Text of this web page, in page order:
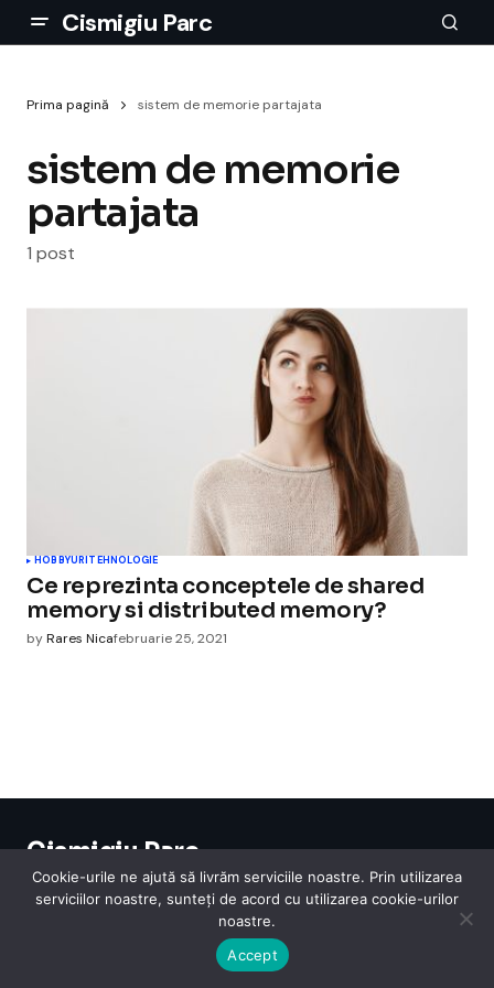
Cismigiu Parc
Prima pagină sistem de memorie partajata
sistem de memorie
partajata
1 post
HOBBYURITEHNOLOGIE
Ce reprezinta conceptele de shared
memory si distributed memory?
byRares Nicafebruarie 25, 2021
Cismigiu Parc
© 2024 CismigiuParc. All Rights Reserved.
Internet Legislatie Medical Moda Sarbatori Telefoane
Cookie-urile ne ajută să livrăm serviciile noastre. Prin utilizarea
serviciilor noastre, sunteți de acord cu utilizarea cookie-urilor
noastre.
Accept